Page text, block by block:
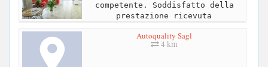
competente. Soddisfatto della
prestazione ricevuta
Autoquality Sagl
4 km